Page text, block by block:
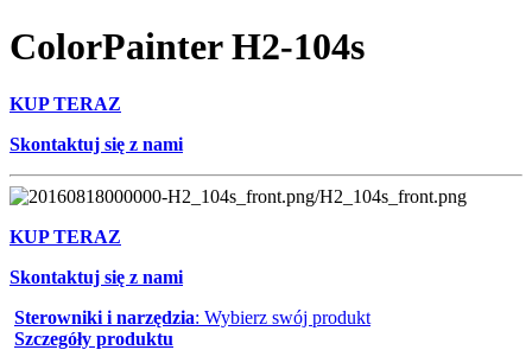
ColorPainter H2-104s
KUP TERAZ
Skontaktuj się z nami
KUP TERAZ
Skontaktuj się z nami
Sterowniki i narzędzia: Wybierz swój produkt
Szczegóły produktu